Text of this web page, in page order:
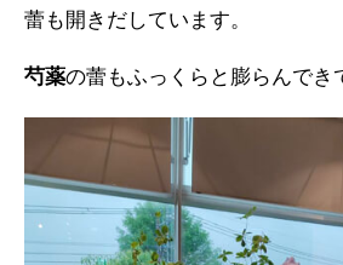
蕾も開きだしています。
芍薬の蕾もふっくらと膨らんでき